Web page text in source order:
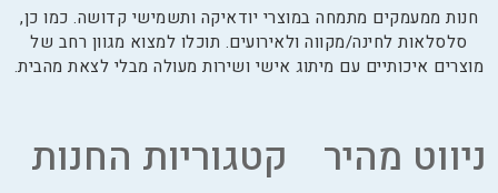
חנות ממעמקים מתמחה במוצרי יודאיקה ותשמישי קדושה. כמו כן,
סלסלאות לחינה/מקווה ולאירועים. תוכלו למצוא מגוון רחב של
מוצרים איכותיים עם מיתוג אישי ושירות מעולה מבלי לצאת מהבית.
ניווט מהיר קטגוריות החנות